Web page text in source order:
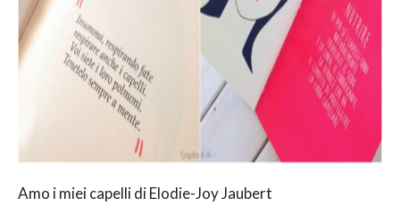
Amo i miei capelli di Elodie-Joy Jaubert